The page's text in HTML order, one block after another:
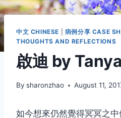
中文 CHINESE 病例分享 CASE
THOUGHTS AND REFLECTIONS
啟迪 by
By sharonzhao August 11,
如今想來仍然覺得冥冥之